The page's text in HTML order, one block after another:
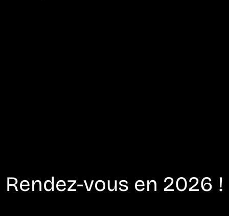
Rendez-vous en 2026 !